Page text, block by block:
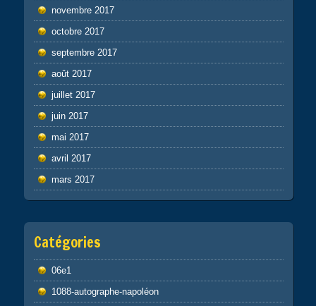
novembre 2017
octobre 2017
septembre 2017
août 2017
juillet 2017
juin 2017
mai 2017
avril 2017
mars 2017
Catégories
06e1
1088-autographe-napoléon